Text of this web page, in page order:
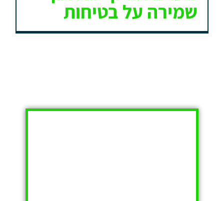
שמירה על בטיחות